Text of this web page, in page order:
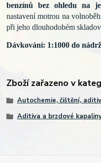
benzínůbez ohledu na
nastavení motrou na
při jeho dlouhodobém
Dávkování: 1:1000 do
Zboží zařazeno v
Autochemie, čištění,
Aditiva a brzdové